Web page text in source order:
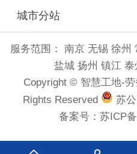
城市分站
服务范围： 南京 无锡 徐州
盐城 扬州 镇江 泰
Copyright © 智慧工地-
Rights Reserved
苏
备案号：苏ICP